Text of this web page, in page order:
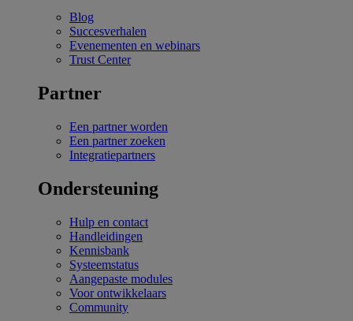
Blog
Succesverhalen
Evenementen en webinars
Trust Center
Partner
Een partner worden
Een partner zoeken
Integratiepartners
Ondersteuning
Hulp en contact
Handleidingen
Kennisbank
Systeemstatus
Aangepaste modules
Voor ontwikkelaars
Community